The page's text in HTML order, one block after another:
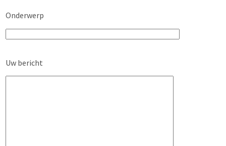
Onderwerp
Uw bericht